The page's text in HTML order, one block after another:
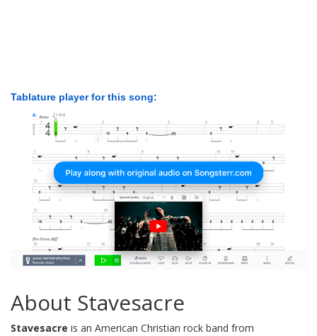
Tablature player for this song:
About Stavesacre
Stavesacre is an American Christian rock band from